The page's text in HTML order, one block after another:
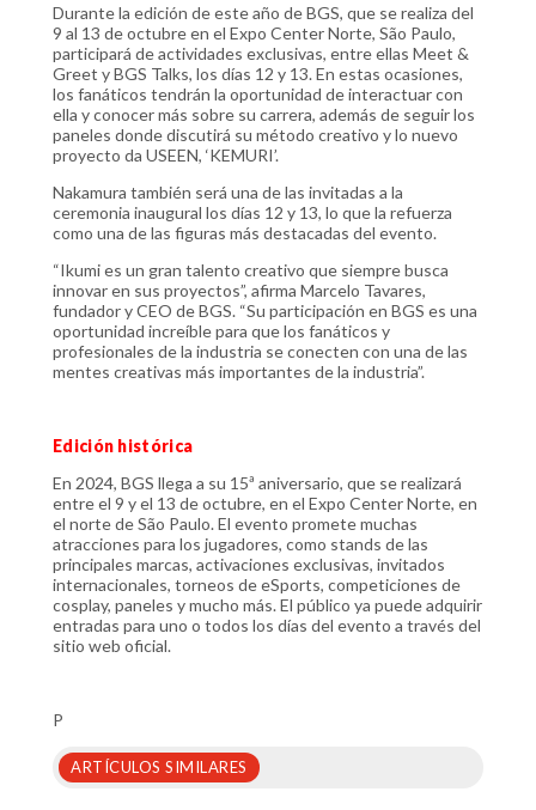
Durante la edición de este año de BGS, que se realiza del
9 al 13 de octubre en el Expo Center Norte, São Paulo,
participará de actividades exclusivas, entre ellas Meet &
Greet y BGS Talks, los días 12 y 13. En estas ocasiones,
los fanáticos tendrán la oportunidad de interactuar con
ella y conocer más sobre su carrera, además de seguir los
paneles donde discutirá su método creativo y lo nuevo
proyecto da USEEN, ‘KEMURI’.
Nakamura también será una de las invitadas a la
ceremonia inaugural los días 12 y 13, lo que la refuerza
como una de las figuras más destacadas del evento.
“Ikumi es un gran talento creativo que siempre busca
innovar en sus proyectos”, afirma Marcelo Tavares,
fundador y CEO de BGS. “Su participación en BGS es una
oportunidad increíble para que los fanáticos y
profesionales de la industria se conecten con una de las
mentes creativas más importantes de la industria”.
Edición histórica
En 2024, BGS llega a su 15ª aniversario, que se realizará
entre el 9 y el 13 de octubre, en el Expo Center Norte, en
el norte de São Paulo. El evento promete muchas
atracciones para los jugadores, como stands de las
principales marcas, activaciones exclusivas, invitados
internacionales, torneos de eSports, competiciones de
cosplay, paneles y mucho más. El público ya puede adquirir
entradas para uno o todos los días del evento a través del
sitio web oficial.
P
ARTÍCULOS SIMILARES